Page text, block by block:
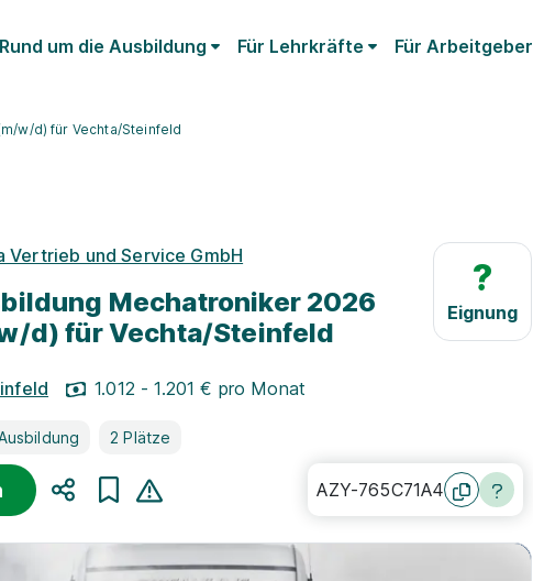
Rund um die Ausbildung Für Lehrkräfte Für Arbeitgeber
w/d) für Vechta/Steinfeld
?
Eignung
Vertrieb und Service GmbH
Mechatroniker 2026
d) für Vechta/Steinfeld
1.012 - 1.201 € pro Monat
2 Plätze
AZY-765C71A4